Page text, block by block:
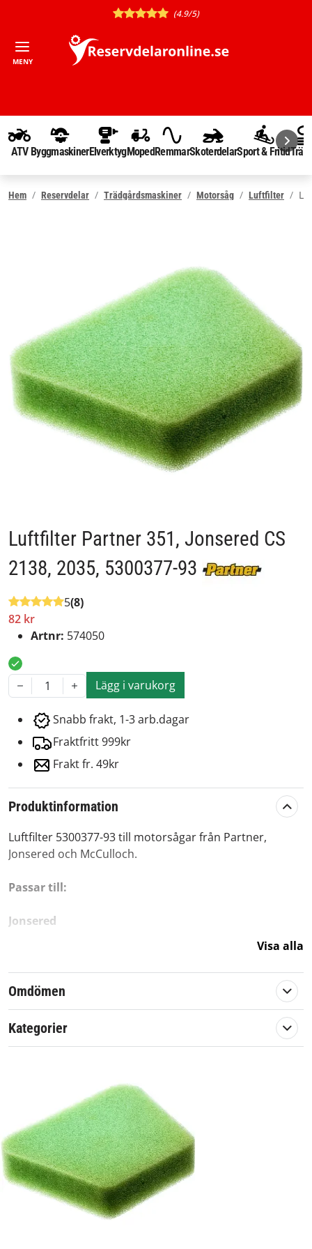
(4.9/5)
MENY
ATV ByggmaskinerElverktygMopedRemmarSkoterdelarSport & Fritid
Hem Reservdelar Trädgårdsmaskiner Motorsåg Luftfilter
Luftfilter Partner 351, Jonsered CS
2138, 2035, 5300377-93
5(8)
82 kr
Artnr: 574050
1 Lägg i varukorg
Snabb frakt, 1-3 arb.dagar
Fraktfritt 999kr
Frakt fr. 49kr
Produktinformation
Luftfilter 5300377-93 till motorsågar från Partner,
Jonsered och McCulloch.
Passar till:
Jonsered
2035
351
350
Formula 60
Formula 400
McCulloch
MAC CAT 441
Visa alla
Omdömen
Kategorier